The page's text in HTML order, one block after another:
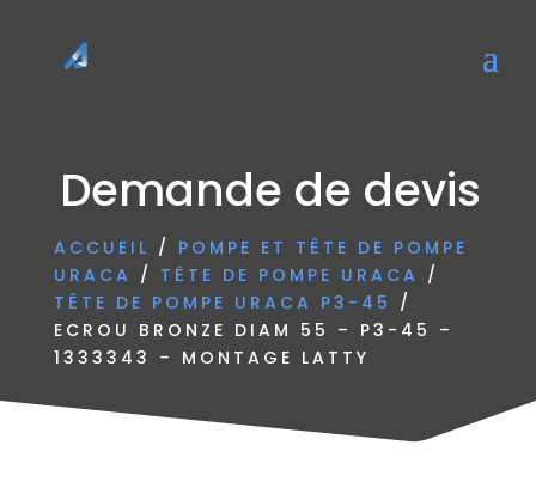
Demande de devis
ACCUEIL / POMPE ET TÊTE DE POMPE
URACA / TÊTE DE POMPE URACA /
TÊTE DE POMPE URACA P3-45 /
ECROU BRONZE DIAM 55 – P3-45 –
1333343 – MONTAGE LATTY